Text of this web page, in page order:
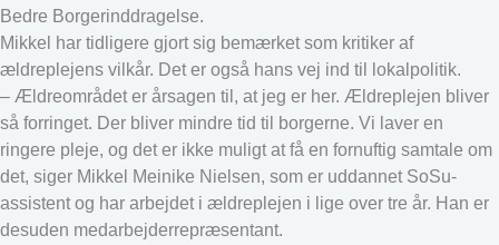
Bedre Borgerinddragelse.
Mikkel har tidligere gjort sig bemærket som kritiker af
ældreplejens vilkår. Det er også hans vej ind til lokalpolitik.
– Ældreområdet er årsagen til, at jeg er her. Ældreplejen bliver
så forringet. Der bliver mindre tid til borgerne. Vi laver en
ringere pleje, og det er ikke muligt at få en fornuftig samtale om
det, siger Mikkel Meinike Nielsen, som er uddannet SoSu-
assistent og har arbejdet i ældreplejen i lige over tre år. Han er
desuden medarbejderrepræsentant.